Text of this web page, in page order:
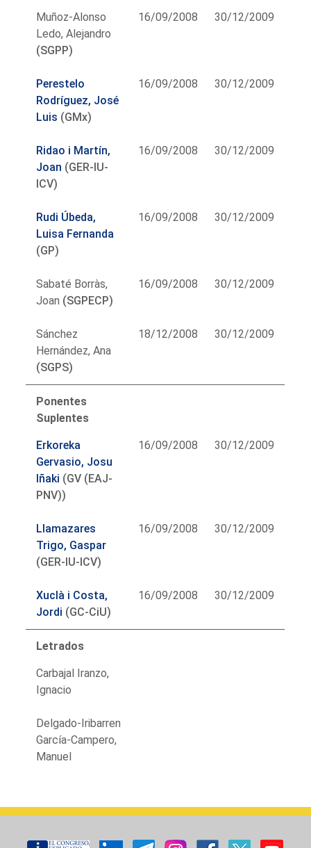
Muñoz-Alonso
Ledo, Alejandro
(SGPP)
16/09/2008 30/12/2009
Perestelo
Rodríguez, José
Luis (GMx)
16/09/2008 30/12/2009
Ridao i Martín,
Joan (GER-IU-
ICV)
16/09/2008 30/12/2009
Rudi Úbeda,
Luisa Fernanda
(GP)
16/09/2008 30/12/2009
Sabaté Borràs,
Joan (SGPECP)
16/09/2008 30/12/2009
Sánchez
Hernández, Ana
(SGPS)
18/12/2008 30/12/2009
Ponentes
Suplentes
Erkoreka
Gervasio, Josu
Iñaki (GV (EAJ-
PNV))
16/09/2008 30/12/2009
Llamazares
Trigo, Gaspar
(GER-IU-ICV)
16/09/2008 30/12/2009
Xuclà i Costa,
Jordi (GC-CiU)
16/09/2008 30/12/2009
Letrados
Carbajal Iranzo,
Ignacio
Delgado-Iribarren
García-Campero,
Manuel